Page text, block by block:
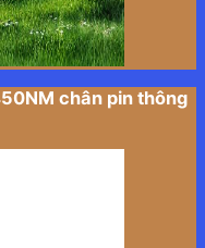
chân pin thông